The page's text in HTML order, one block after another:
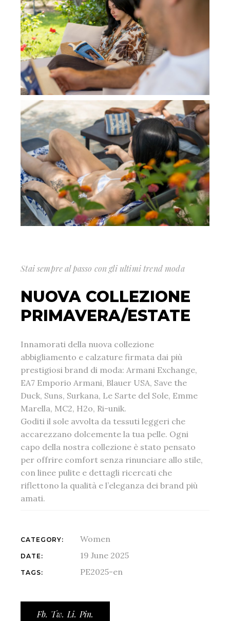
Stai sempre al passo con gli ultimi trend moda
NUOVA COLLEZIONE
PRIMAVERA/ESTATE
Innamorati della nuova collezione
abbigliamento e calzature firmata dai più
prestigiosi brand di moda: Armani Exchange,
EA7 Emporio Armani, Blauer USA, Save the
Duck, Suns, Surkana, Le Sarte del Sole, Emme
Marella, MC2, H2o, Ri-unik.
Goditi il sole avvolta da tessuti leggeri che
accarezzano dolcemente la tua pelle. Ogni
capo della nostra collezione è stato pensato
per offrire comfort senza rinunciare allo stile,
con linee pulite e dettagli ricercati che
riflettono la qualità e l’eleganza dei brand più
amati.
CATEGORY: Women
DATE: 19 June 2025
TAGS: PE2025-en
Fb. Tw. Li. Pin.